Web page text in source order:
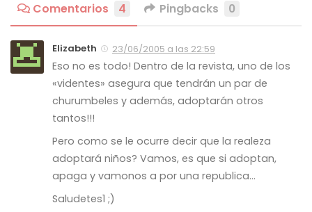
Comentarios 4 Pingbacks 0
Elizabeth 23/06/2005 a las 22:59
Eso no es todo! Dentro de la revista, uno de los
«videntes» asegura que tendrán un par de
churumbeles y además, adoptarán otros
tantos!!!
Pero como se le ocurre decir que la realeza
adoptará niños? Vamos, es que si adoptan,
apaga y vamonos a por una republica…
Saludetes1 ;)